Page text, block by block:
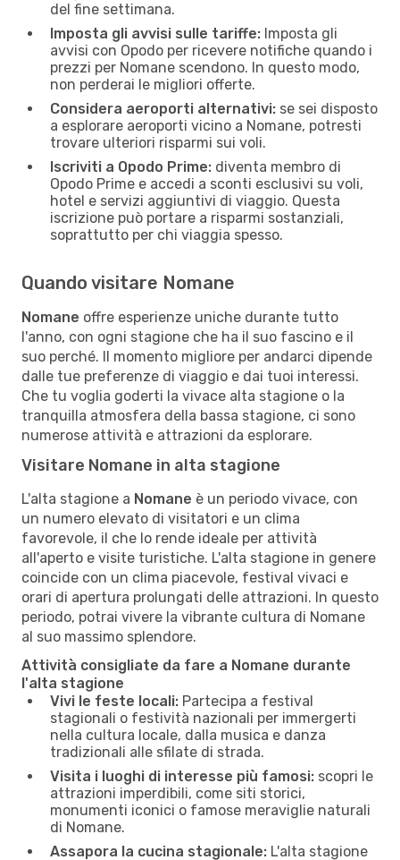
del fine settimana.
Imposta gli avvisi sulle tariffe: Imposta gli
avvisi con Opodo per ricevere notifiche quando i
prezzi per Nomane scendono. In questo modo,
non perderai le migliori offerte.
Considera aeroporti alternativi: se sei disposto
a esplorare aeroporti vicino a Nomane, potresti
trovare ulteriori risparmi sui voli.
Iscriviti a Opodo Prime: diventa membro di
Opodo Prime e accedi a sconti esclusivi su voli,
hotel e servizi aggiuntivi di viaggio. Questa
iscrizione può portare a risparmi sostanziali,
soprattutto per chi viaggia spesso.
Quando visitare Nomane
Nomane offre esperienze uniche durante tutto
l'anno, con ogni stagione che ha il suo fascino e il
suo perché. Il momento migliore per andarci dipende
dalle tue preferenze di viaggio e dai tuoi interessi.
Che tu voglia goderti la vivace alta stagione o la
tranquilla atmosfera della bassa stagione, ci sono
numerose attività e attrazioni da esplorare.
Visitare Nomane in alta stagione
L'alta stagione a Nomane è un periodo vivace, con
un numero elevato di visitatori e un clima
favorevole, il che lo rende ideale per attività
all'aperto e visite turistiche. L'alta stagione in genere
coincide con un clima piacevole, festival vivaci e
orari di apertura prolungati delle attrazioni. In questo
periodo, potrai vivere la vibrante cultura di Nomane
al suo massimo splendore.
Attività consigliate da fare a Nomane durante
l'alta stagione
Vivi le feste locali: Partecipa a festival
stagionali o festività nazionali per immergerti
nella cultura locale, dalla musica e danza
tradizionali alle sfilate di strada.
Visita i luoghi di interesse più famosi: scopri le
attrazioni imperdibili, come siti storici,
monumenti iconici o famose meraviglie naturali
di Nomane.
Assapora la cucina stagionale: L'alta stagione